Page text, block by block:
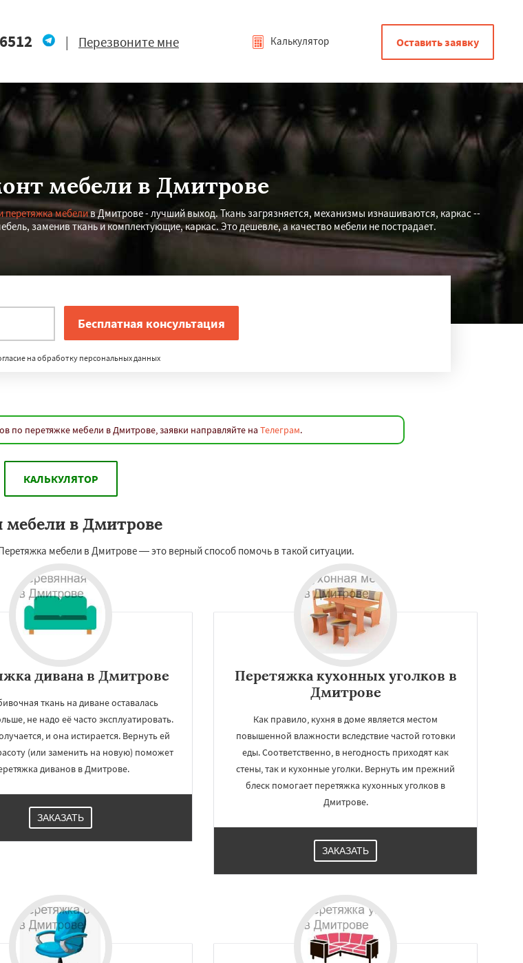
| Перезвоните мне Калькулятор Оставить заявку
мебели в Дмитрове
перетяжка мебелив Дмитрове - лучший выход. Ткань загрязняется, механизмы изнашиваются, каркас --
заменив ткань и комплектующие, каркас. Это дешевле, а качество мебели не пострадает.
на обработку персональных данных
по перетяжке мебели в Дмитрове, заявки направляйте на Телеграм.
КАЛЬКУЛЯТОР
мебели в Дмитрове
мебели в Дмитрове — это верный способ помочь в такой ситуации.
дивана в Дмитрове
ткань на диване оставалась
не надо её часто эксплуатировать.
и она истирается. Вернуть ей
(или заменить на новую) поможет
диванов в Дмитрове.
ЗАКАЗАТЬ
Перетяжка кухонных уголков в
Дмитрове
Как правило, кухня в доме является местом
повышенной влажности вследствие частой готовки
еды. Соответственно, в негодность приходят как
стены, так и кухонные уголки. Вернуть им прежний
блеск помогает перетяжка кухонных уголков в
Дмитрове.
ЗАКАЗАТЬ